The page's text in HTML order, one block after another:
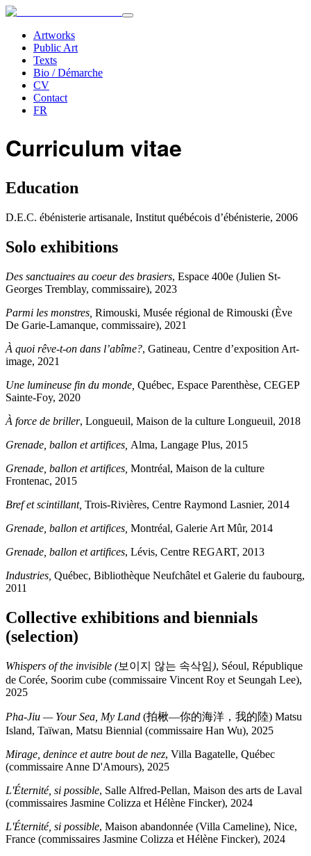
Artworks
Public Art
Texts
Bio / Démarche
CV
Contact
FR
Curriculum vitae
Education
D.E.C. ébénisterie artisanale, Institut québécois d’ébénisterie, 2006
Solo exhibitions
Des sanctuaires au coeur des brasiers, Espace 400e (Julien St-
Georges Tremblay, commissaire), 2023
Parmi les monstres, Rimouski, Musée régional de Rimouski (Ève
De Garie-Lamanque, commissaire), 2021
À quoi rêve-t-on dans l’abîme?, Gatineau, Centre d’exposition Art-
image, 2021
Une lumineuse fin du monde, Québec, Espace Parenthèse, CEGEP
Sainte-Foy, 2020
À force de briller, Longueuil, Maison de la culture Longueuil, 2018
Grenade, ballon et artifices, Alma, Langage Plus, 2015
Grenade, ballon et artifices, Montréal, Maison de la culture
Frontenac, 2015
Bref et scintillant, Trois-Rivières, Centre Raymond Lasnier, 2014
Grenade, ballon et artifices, Montréal, Galerie Art Mûr, 2014
Grenade, ballon et artifices, Lévis, Centre REGART, 2013
Industries, Québec, Bibliothèque Neufchâtel et Galerie du faubourg,
2011
Collective exhibitions and biennials
(selection)
Whispers of the invisible (보이지 않는 속삭임), Séoul, République
de Corée, Soorim cube (commissaire Vincent Roy et Seungah Lee),
2025
Pha-Jiu — Your Sea, My Land (拍楸—你的海洋，我的陸) Matsu
Island, Taïwan, Matsu Biennial (commissaire Han Wu), 2025
Mirage, denince et autre bout de nez, Villa Bagatelle, Québec
(commissaire Anne D'Amours), 2025
L'Éternité, si possible, Salle Alfred-Pellan, Maison des arts de Laval
(commissaires Jasmine Colizza et Hélène Fincker), 2024
L'Éternité, si possible, Maison abandonnée (Villa Cameline), Nice,
France (commissaires Jasmine Colizza et Hélène Fincker), 2024